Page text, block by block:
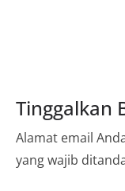
Tinggalkan
Alamat email
yang wajib